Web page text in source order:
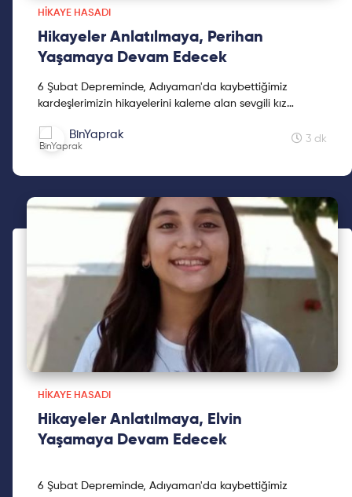
HIKAYE HASADI
Hikayeler Anlatılmaya, Perihan
Yaşamaya Devam Edecek
6 Şubat Depreminde, Adıyaman'da kaybettiğimiz
kardeşlerimizin hikayelerini kaleme alan sevgili kız
BinYaprak 3 dk
HIKAYE HASADI
Hikayeler Anlatılmaya, Elvin
Yaşamaya Devam Edecek
6 Şubat Depreminde, Adıyaman'da kaybettiğimiz